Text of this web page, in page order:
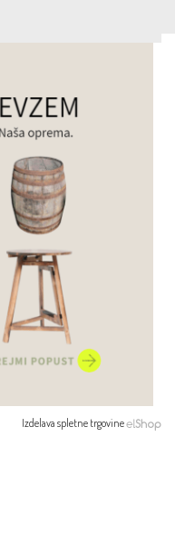
Izdelava spletne trgovine